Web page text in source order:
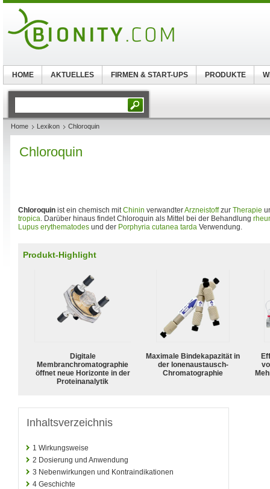
Home Lexikon Chloroquin
Chloroquin
Chloroquin ist ein chemisch mitChinin verwandterArzneistoffzur Therapie
tropica. Darüber hinaus findet Chloroquin als Mittel bei der Behandlung
Lupus erythematodes und der Porphyria cutanea tarda Verwendung.
Produkt-Highlight
Digitale
Membranchromatographie
öffnet neue Horizonte in der
Proteinanalytik
Maximale Bindekapazität in
der Ionenaustausch-
Chromatographie
Inhaltsverzeichnis
1 Wirkungsweise
2 Dosierung und Anwendung
3 Nebenwirkungen und Kontraindikationen
4 Geschichte
HOME AKTUELLES FIRMEN & START-UPS PRODUKTE